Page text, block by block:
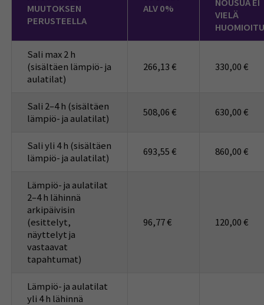
MUUTOKSEN
PERUSTEELLA
ALV 0%
VIELÄ
Sali max 2 h
(sisältäen lämpiö- ja
aulatilat)
266,13 € 330,00 €
Sali 2–4 h (sisältäen
lämpiö- ja aulatilat)
508,06 € 630,00 €
Sali yli 4 h (sisältäen
lämpiö- ja aulatilat)
693,55 € 860,00 €
Lämpiö- ja aulatilat
2–4 h lähinnä
arkipäivisin
(esittelyt,
näyttelyt ja
vastaavat
tapahtumat)
96,77 € 120,00 €
Lämpiö- ja aulatilat
yli 4 h lähinnä